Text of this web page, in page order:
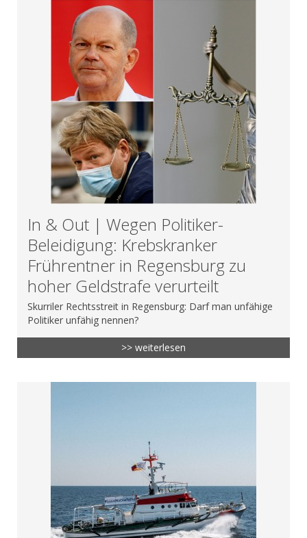
In & Out | Wegen Politiker-
Beleidigung: Krebskranker
Frührentner in Regensburg zu
hoher Geldstrafe verurteilt
Skurriler Rechtsstreit in Regensburg: Darf man unfähige
Politiker unfähig nennen?
>> weiterlesen